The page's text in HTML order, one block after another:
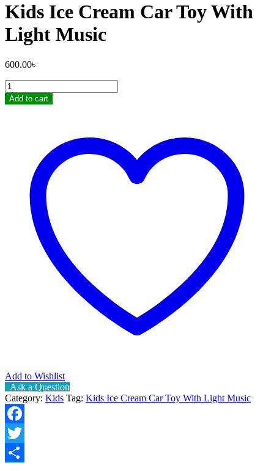
Kids Ice Cream Car Toy With
Light Music
600.00৳
Kids
Ice
Cream
quantity
Add to cart
Add to Wishlist
Ask a Question
Category: Kids Tag: Kids Ice Cream Car Toy With Light Music
Facebook
Twitter